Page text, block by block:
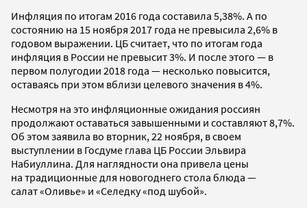
Инфляция по итогам 2016 года составила 5,38%. А по
состоянию на 15 ноября 2017 года не превысила 2,6% в
годовом выражении. ЦБ считает, что по итогам года
инфляция в России не превысит 3%. И после этого — в
первом полугодии 2018 года — несколько повысится,
оставаясь при этом вблизи целевого значения в 4%.
Несмотря на это инфляционные ожидания россиян
продолжают оставаться завышенными и составляют 8,7%.
Об этом заявила во вторник, 22 ноября, в своем
выступлении в Госдуме глава ЦБ России Эльвира
Набиуллина. Для наглядности она привела цены
на традиционные для новогоднего стола блюда —
салат «Оливье» и «Селедку «под шубой».